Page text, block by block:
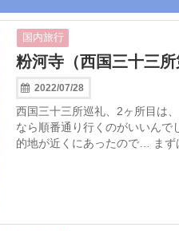
国内旅行
粉河寺（西国三十三所
2022/07/28
西国三十三所巡礼、2ヶ所目は
なら順番通り行くのがいいんで
的地が近くにあったので… まず